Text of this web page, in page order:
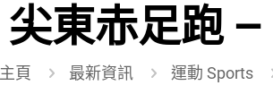
尖東赤足跑 —
主頁 最新資訊 運動 Sports